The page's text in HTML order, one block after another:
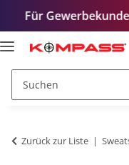
Zurück zur Liste